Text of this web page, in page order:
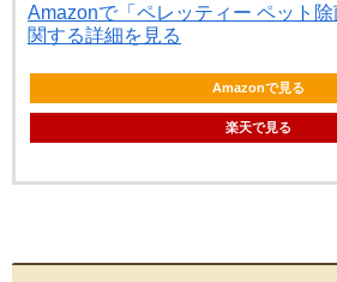
Amazonで「ペレッティー ペット
関する詳細を見る
Amazonで見る
楽天で見る